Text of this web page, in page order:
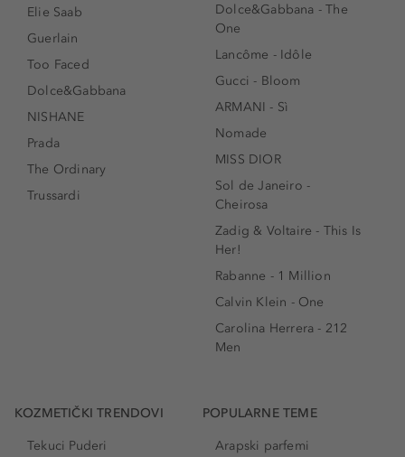
Elie Saab
Guerlain
Too Faced
Dolce&Gabbana
NISHANE
Prada
The Ordinary
Trussardi
Dolce&Gabbana - The
One
Lancôme - Idôle
Gucci - Bloom
ARMANI - Sì
Nomade
MISS DIOR
Sol de Janeiro -
Cheirosa
Zadig & Voltaire - This Is
Her!
Rabanne - 1 Million
Calvin Klein - One
Carolina Herrera - 212
Men
KOZMETIČKI TRENDOVI
Tekuci Puderi
POPULARNE TEME
Arapski parfemi